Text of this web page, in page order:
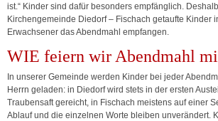
ist.“ Kinder sind dafür besonders empfänglich.
Kirchengemeinde Diedorf – Fischach getaufte Kinder
Erwachsener das Abendmahl empfangen.
WIE feiern wir Abendmahl
In unserer Gemeinde werden Kinder bei jeder
Herrn geladen: in Diedorf wird stets in der ersten
Traubensaft gereicht, in Fischach meistens auf einer
Ablauf und die einzelnen Worte bleiben unverändert.